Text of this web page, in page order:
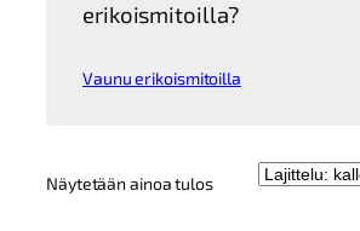
erikoismitoilla?
Vaunu erikoismitoilla
Näytetään ainoa tulos